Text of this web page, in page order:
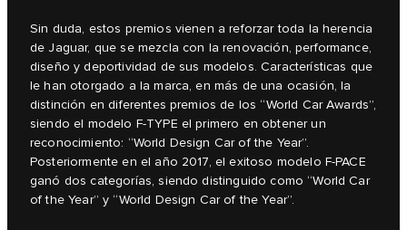
Sin duda, estos premios vienen a reforzar toda la herencia
de Jaguar, que se mezcla con la renovación, performance,
diseño y deportividad de sus modelos. Características que
le han otorgado a la marca, en más de una ocasión, la
distinción en diferentes premios de los “World Car Awards”,
siendo el modelo F‑TYPE el primero en obtener un
reconocimiento: “World Design Car of the Year”.
Posteriormente en el año 2017, el exitoso modelo F‑PACE
ganó dos categorías, siendo distinguido como “World Car
of the Year” y “World Design Car of the Year”.